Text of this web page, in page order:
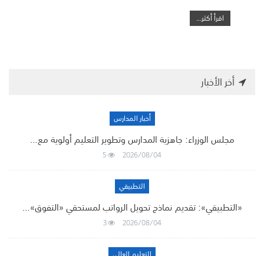
اقرأ أكثر...
أخر الأخبار
أخبار المدارس
مجلس الوزراء: جاهزية المدارس وتطوير التعليم أولوية مع…
2026/08/04
5
التطبيقي
«التطبيقي»: تقديم نماذج تحويل الرواتب لمستحقي «التفوق»…
2026/08/04
3